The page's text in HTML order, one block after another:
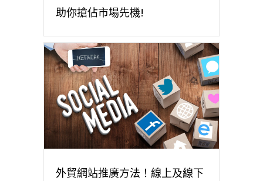
助你搶佔市場先機!
外貿網站推廣方法！線上及線下